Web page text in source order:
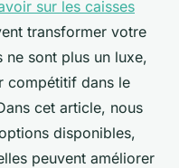
sur les caisses
transformer votre
ne sont plus un luxe,
compétitif dans le
cet article, nous
disponibles,
peuvent améliorer